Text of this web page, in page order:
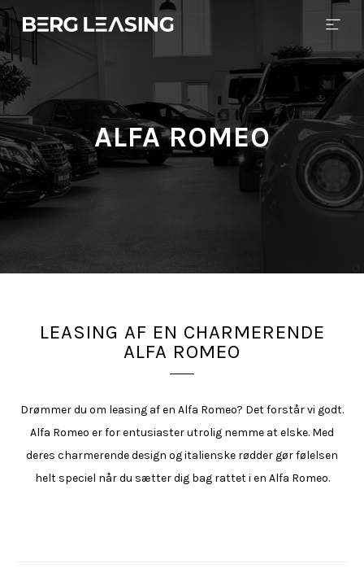
ALFA ROMEO
LEASING AF EN CHARMERENDE
ALFA ROMEO
Drømmer du om leasing af en Alfa Romeo? Det forstår vi godt.
Alfa Romeo er for entusiaster utrolig nemme at elske. Med
deres charmerende design og italienske rødder gør følelsen
helt speciel når du sætter dig bag rattet i en Alfa Romeo.